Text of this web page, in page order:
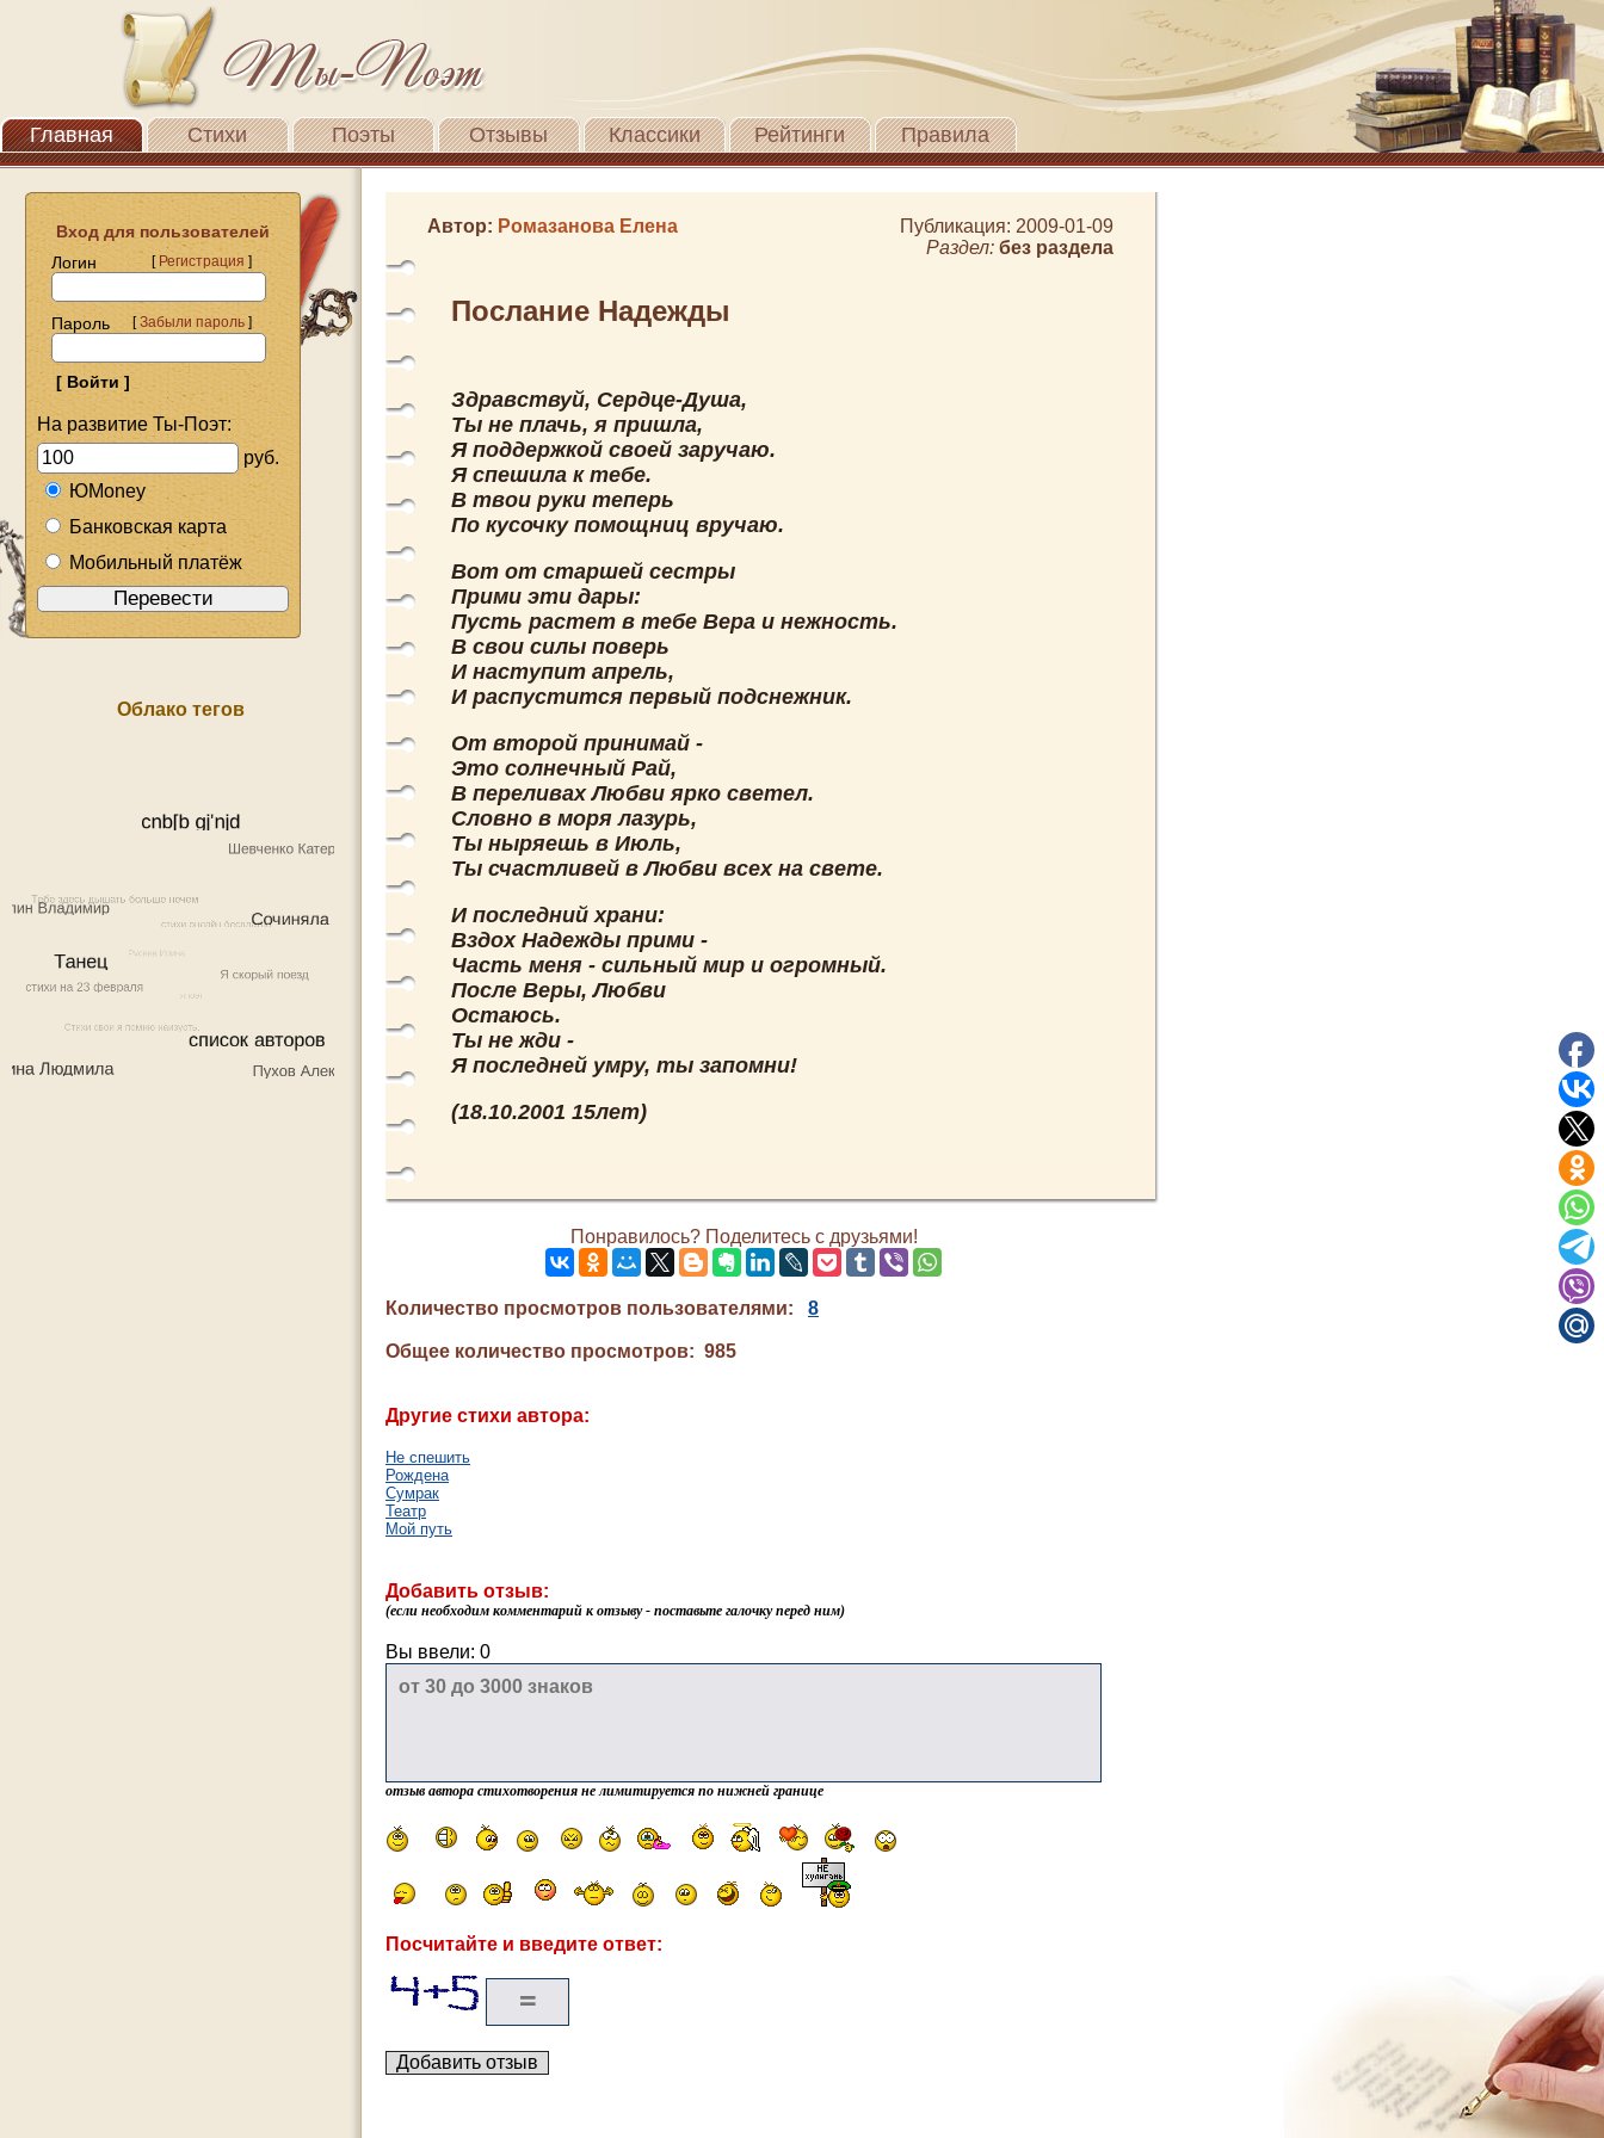
Главная Стихи Поэты Отзывы Классики Рейтинги Правила
Вход для пользователей
Логин
[Регистрация]
Пароль [Забыли пароль]
На развитие Ты-Поэт:
руб.
ЮMoney
Банковская карта
Мобильный платёж
Облако тегов
Автор: Ромазанова Елена
Публикация: 2009-01-09
Раздел: без раздела
Послание Надежды
Здравствуй, Сердце-Душа,
Ты не плачь, я пришла,
Я поддержкой своей заручаю.
Я спешила к тебе.
В твои руки теперь
По кусочку помощниц вручаю.
Вот от старшей сестры
Прими эти дары:
Пусть растет в тебе Вера и нежность.
В свои силы поверь
И наступит апрель,
И распустится первый подснежник.
От второй принимай -
Это солнечный Рай,
В переливах Любви ярко светел.
Словно в моря лазурь,
Ты ныряешь в Июль,
Ты счастливей в Любви всех на свете.
И последний храни:
Вздох Надежды прими -
Часть меня - сильный мир и огромный.
После Веры, Любви
Остаюсь.
Ты не жди -
Я последней умру, ты запомни!
(18.10.2001 15лет)
Понравилось? Поделитесь с друзьями!
Количество просмотров пользователями: 8
Общее количество просмотров: 985
Другие стихи автора:
Не спешить
Рождена
Сумрак
Театр
Мой путь
Добавить отзыв:
(если необходим комментарий к отзыву - поставьте галочку перед ним)
Вы ввели: 0
отзыв автора стихотворения не лимитируется по нижней границе
Посчитайте и введите ответ: